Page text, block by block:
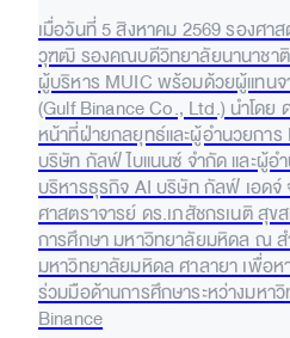
เมื่อวันที่ 5 สิงหาคม 2569 รองศา
วุฑฒิ รองคณบดีวิทยาลัยนานาชา
ผู้บริหาร MUIC พร้อมด้วยผู้แทน
(Gulf Binance Co., Ltd.) นำโดย
หน้าที่ฝ่ายกลยุทธ์และผู้อำนวยกา
บริษัท กัลฟ์ ไบแนนซ์ จำกัด และผู้อ
บริหารธุรกิจ AI บริษัท กัลฟ์ เอด
ศาสตราจารย์ ดร.เภสัชกรเนติ สุ
การศึกษา มหาวิทยาลัยมหิดล ณ
มหาวิทยาลัยมหิดล ศาลายา เพื่อ
ร่วมมือด้านการศึกษาระหว่างมหา
Binance